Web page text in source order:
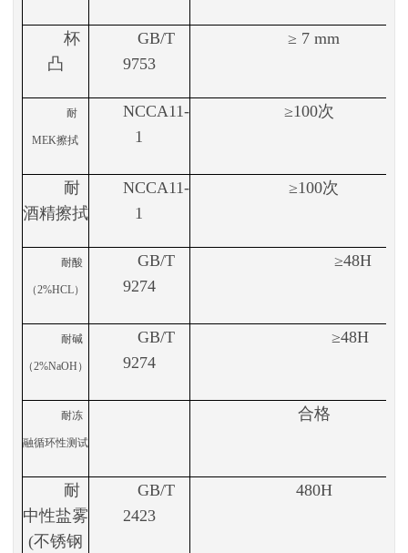
杯
凸
GB/T
9753
≥ 7 mm
耐
MEK擦拭
NCCA11-
1
≥100次
耐
酒精擦拭
NCCA11-
1
≥100次
耐酸
（2%HCL）
GB/T
9274
≥48H
耐碱
（2%NaOH）
GB/T
9274
≥48H
耐冻
融循环性测试
合格
耐
中性盐雾
(不锈钢
GB/T
2423
480H